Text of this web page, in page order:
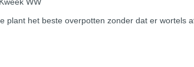
WW
plant het beste overpotten zonder dat er wortels